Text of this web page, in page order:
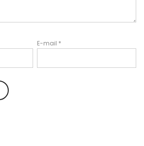
E-mail *